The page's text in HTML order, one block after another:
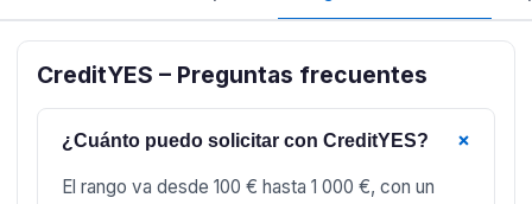
CreditYES – Preguntas frecuentes
¿Cuánto puedo solicitar con CreditYES? +
El rango va desde 100 € hasta 1 000 €, con un